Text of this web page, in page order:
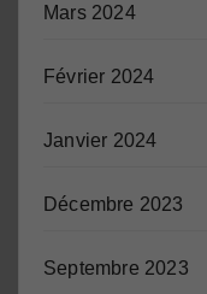
Mars 2024
Février 2024
Janvier 2024
Décembre 2023
Septembre 2023